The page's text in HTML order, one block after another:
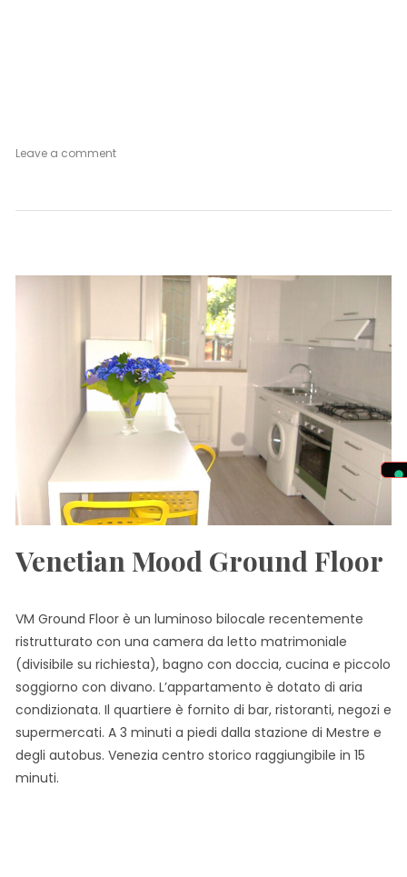
Leave a commenton
Venetian Mood Ground Floor
VM Ground Floor è un luminoso bilocale recentemente
ristrutturato con una camera da letto matrimoniale
(divisibile su richiesta), bagno con doccia, cucina e piccolo
soggiorno con divano. L’appartamento è dotato di aria
condizionata. Il quartiere è fornito di bar, ristoranti, negozi e
supermercati. A 3 minuti a piedi dalla stazione di Mestre e
degli autobus. Venezia centro storico raggiungibile in 15
minuti.